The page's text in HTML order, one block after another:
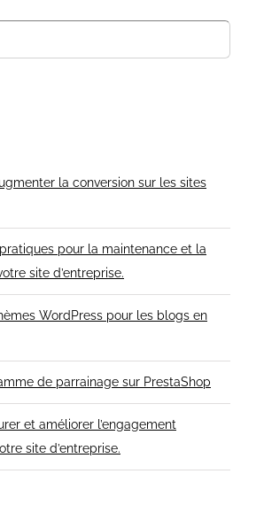
la conversion sur les sites
pour la maintenance et la
site d’entreprise.
WordPress pour les blogs en
de parrainage sur PrestaShop
et améliorer l’engagement
site d’entreprise.